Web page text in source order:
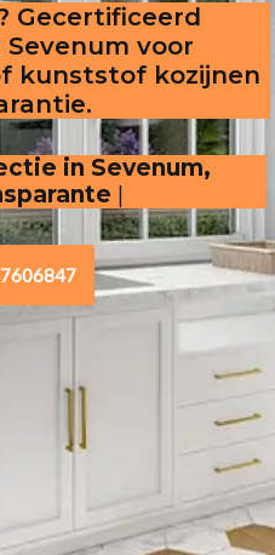
Gecertificeerd
voor
kunststof kozijnen
in Sevenum,
offerte